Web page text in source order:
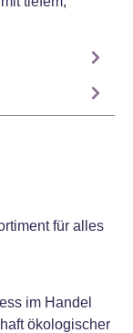
für alles
im Handel
ökologischer